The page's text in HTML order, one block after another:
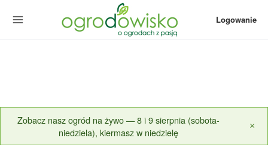
Logowanie
Zobacz nasz ogród na żywo — 8 i 9 sierpnia (sobota-
niedziela), kiermasz w niedzielę
×